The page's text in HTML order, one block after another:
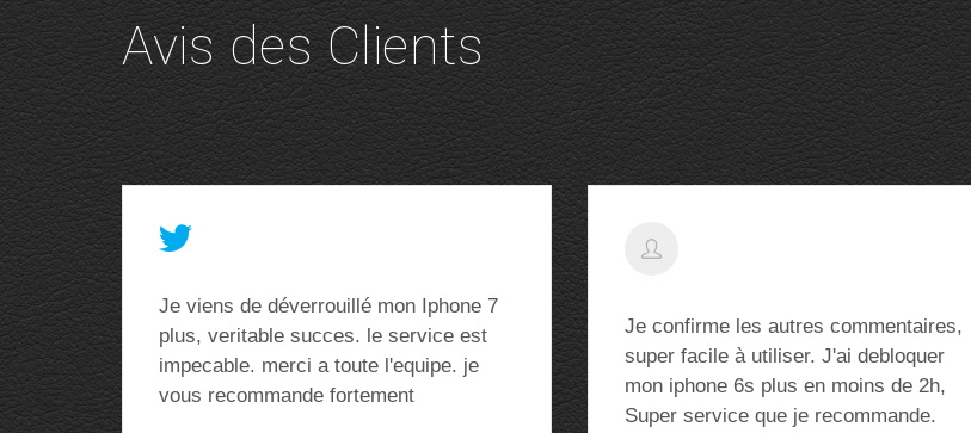
Avis des Clients
Je viens de déverrouillé mon Iphone 7
plus, veritable succes. le service est
impecable. merci a toute l'equipe. je
vous recommande fortement
Je confirme les autres commentaires,
super facile à utiliser. J'ai debloquer
mon iphone 6s plus en moins de 2h,
Super service que je recommande.